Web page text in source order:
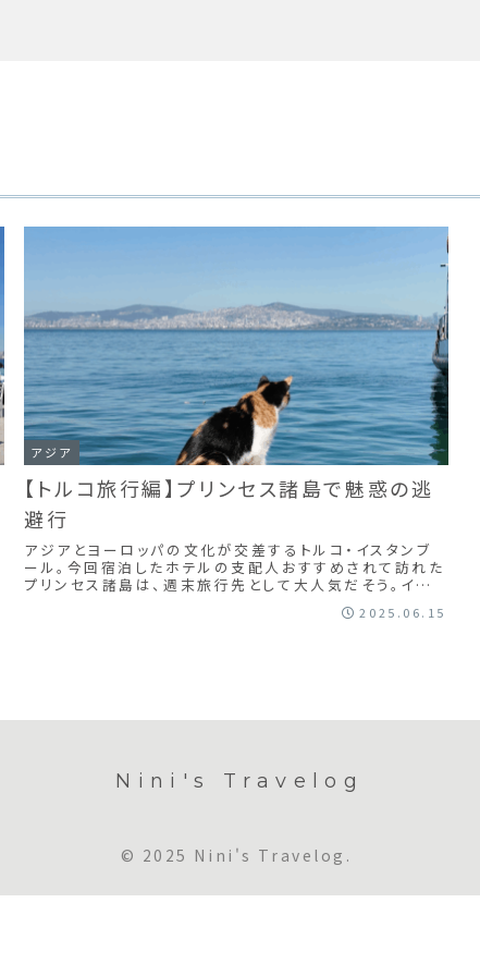
アジア
【トルコ旅行編】プリンセス諸島で魅惑の逃
避行
アジアとヨーロッパの文化が交差するトルコ・イスタンブ
ール。今回宿泊したホテルの支配人おすすめされて訪れた
プリンセス諸島は、週末旅行先として大人気だそう。イスタ
2025.06.15
Nini's Travelog
© 2025 Nini's Travelog.